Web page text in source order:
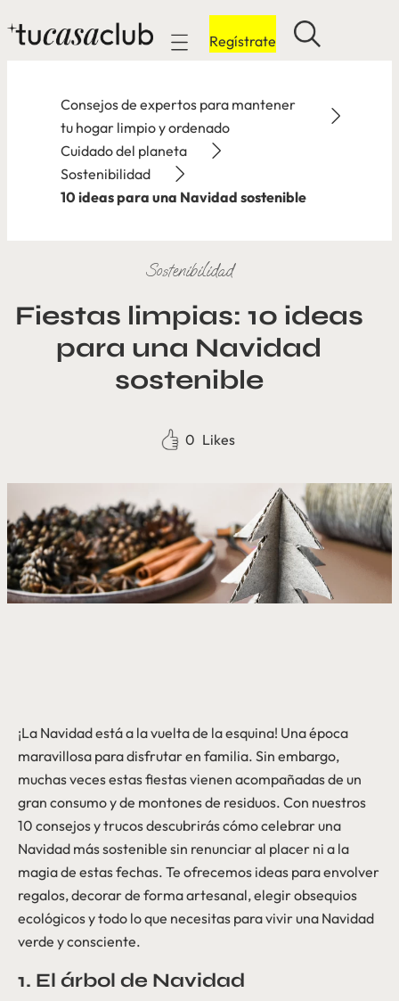
Mobile navigation
Regístrate
Consejos de expertos para mantener
tu hogar limpio y ordenado
Cuidado del planeta
Sostenibilidad
10 ideas para una Navidad sostenible
Sostenibilidad
Fiestas limpias: 10 ideas
para una Navidad
sostenible
0 Likes
¡La Navidad está a la vuelta de la esquina! Una época
maravillosa para disfrutar en familia. Sin embargo,
muchas veces estas fiestas vienen acompañadas de un
gran consumo y de montones de residuos. Con nuestros
10 consejos y trucos descubrirás cómo celebrar una
Navidad más sostenible sin renunciar al placer ni a la
magia de estas fechas. Te ofrecemos ideas para envolver
regalos, decorar de forma artesanal, elegir obsequios
ecológicos y todo lo que necesitas para vivir una Navidad
verde y consciente.
1. El árbol de Navidad